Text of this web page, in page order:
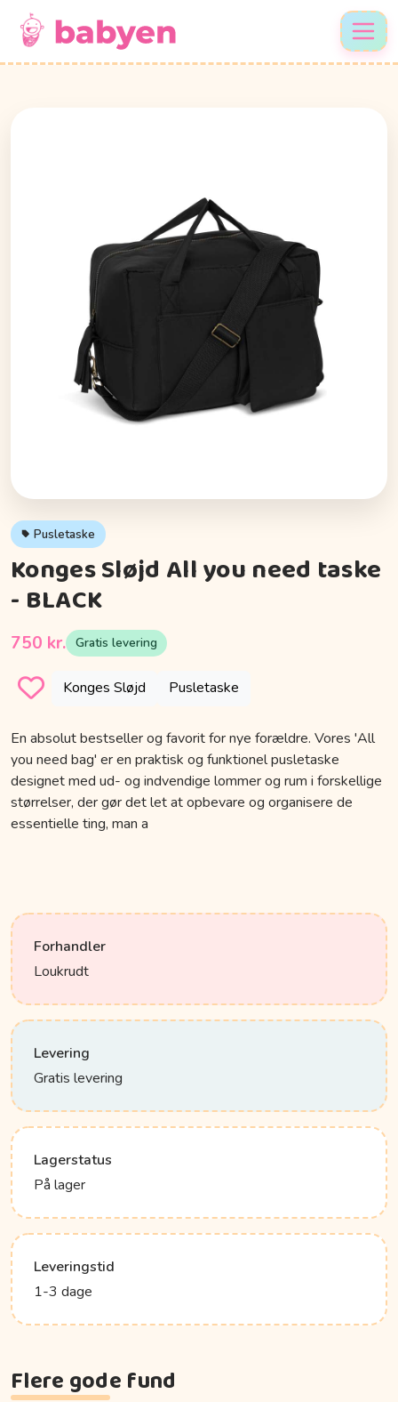
Pusletaske
Konges Sløjd All you need taske
- BLACK
750 kr. Gratis levering
Konges Sløjd Pusletaske
En absolut bestseller og favorit for nye forældre. Vores 'All
you need bag' er en praktisk og funktionel pusletaske
designet med ud- og indvendige lommer og rum i forskellige
størrelser, der gør det let at opbevare og organisere de
essentielle ting, man a
Forhandler
Loukrudt
Levering
Gratis levering
Lagerstatus
På lager
Leveringstid
1-3 dage
Flere gode fund